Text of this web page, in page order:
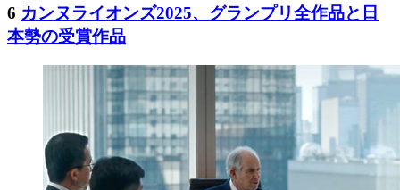
6 カンヌライオンズ2025、グランプリ全作品と日
本勢の受賞作品